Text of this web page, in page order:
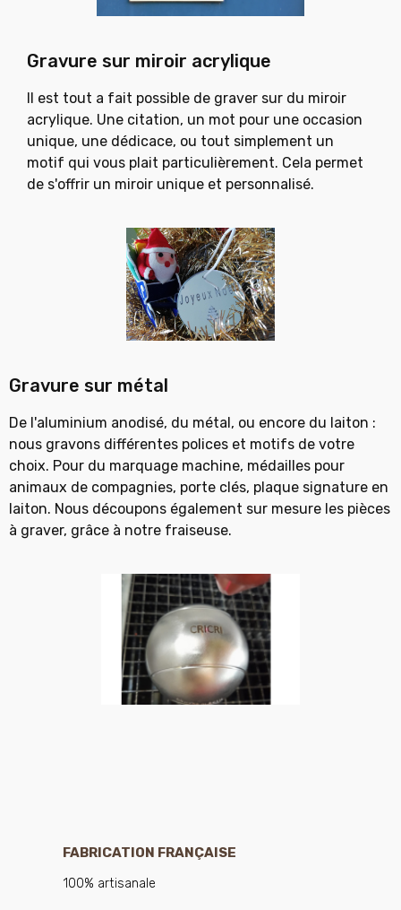
Gravure sur miroir acrylique
Il est tout a fait possible de graver sur du miroir
acrylique. Une citation, un mot pour une occasion
unique, une dédicace, ou tout simplement un
motif qui vous plait particulièrement. Cela permet
de s'offrir un miroir unique et personnalisé.
Gravure sur métal
De l'aluminium anodisé, du métal, ou encore du laiton :
nous gravons différentes polices et motifs de votre
choix. Pour du marquage machine, médailles pour
animaux de compagnies, porte clés, plaque signature en
laiton. Nous découpons également sur mesure les pièces
à graver, grâce à notre fraiseuse.
FABRICATION FRANÇAISE
100% artisanale